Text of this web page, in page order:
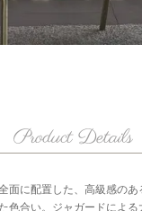
に配置した、高級感のあ
色合い。ジャガードによ